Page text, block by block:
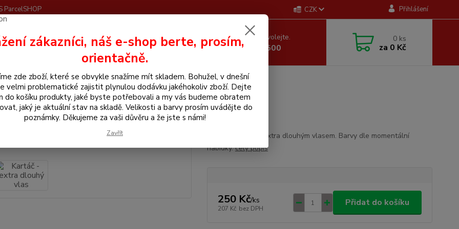
ParcelSHOP CZK Přihlášení
Hledat Nevíte si rady? Zavolejte.
+420 605 255 500
0 ks
za 0 Kč
pro koně Kartáč -extra dlouhý vlas
-extra dlouhý vlas
Dřevěný kartáč s extra dlouhým vlasem. Barvy dle momentální
nabídky.celý popis
250 Kč/ks
207 Kč bez DPH
Přidat do košíku
zákazníci, náš e-shop berte, prosím,
orientačně.
zde zboží, které se obvykle snažíme mít skladem. Bohužel, v dnešní
velmi problematické zajistit plynulou dodávku jakéhokoliv zboží. Dejte
do košíku produkty, jaké byste potřebovali a my vás budeme obratem
jaký je aktuální stav na skladě. Velikosti a barvy prosím uvádějte do
poznámky. Děkujeme za vaši důvěru a že jste s námi!
Zavřít